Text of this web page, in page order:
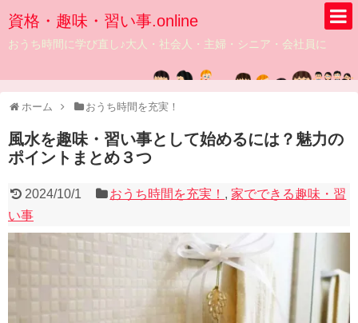
資格・趣味・習い事.online
おうち時間に学び直し♪大人・社会人・主婦・シニア・会社員に
ホーム おうち時間を充実！
風水を趣味・習い事として始めるには？魅力の
ポイントまとめ３つ
2024/10/1 おうち時間を充実！ ,家でできる趣味・習
い事